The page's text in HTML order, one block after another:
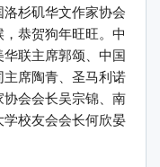
杉矶华文作家协会
恭贺狗年旺旺。中
联主席郭颂、中国
席陶青、圣马利诺
会会长吴宗锦、南
校友会会长何欣晏